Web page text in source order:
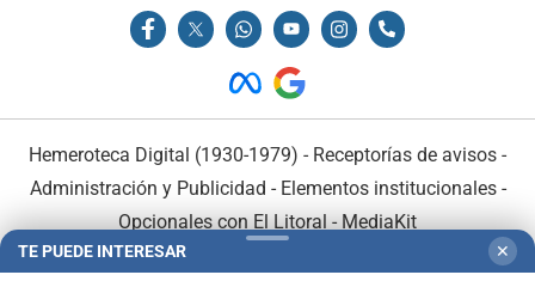
Hemeroteca Digital (1930-1979) - Receptorías de avisos -
Administración y Publicidad - Elementos institucionales-
Opcionales con El Litoral-MediaKit
TE PUEDE INTERESAR ✕